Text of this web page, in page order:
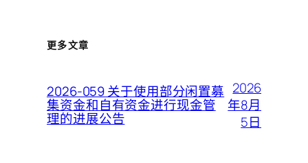
更多文章
2026-059 关于使用部分闲置募
集资金和自有资金进行现金管
理的进展公告
2026
年8月
5日